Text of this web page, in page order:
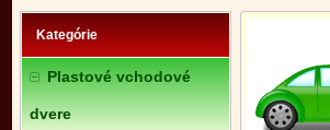
Kategórie
Plastové vchodové
dvere